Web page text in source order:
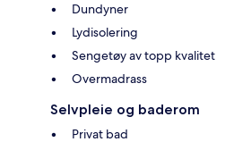
Dundyner
Lydisolering
Sengetøy av topp kvalitet
Overmadrass
Selvpleie og baderom
Privat bad